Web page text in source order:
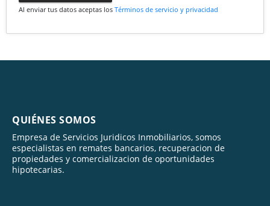
Al enviar tus datos aceptas los Términos de servicio y privacidad
QUIÉNES SOMOS
Empresa de Servicios Juridicos Inmobiliarios, somos
especialistas en remates bancarios, recuperacion de
propiedades y comercializacion de oportunidades
hipotecarias.